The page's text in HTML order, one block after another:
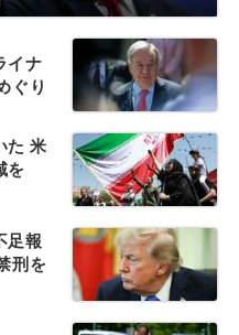
イナ
ぐり
た 米
を
足報
刑を